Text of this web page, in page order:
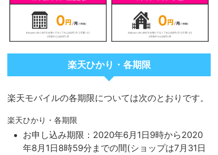
楽天ひかり・各期限
楽天モバイルの各期限については次のとおりです。
楽天ひかり・各期限
お申し込み期限：2020年6月1日9時から2020
年8月1日8時59分までの間(ショップは7月31日